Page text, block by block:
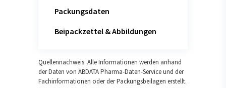
Packungsdaten
Beipackzettel & Abbildungen
Quellennachweis: Alle Informationen werden anhand
der Daten von ABDATA Pharma-Daten-Service und der
Fachinformationen oder der Packungsbeilagen erstellt.